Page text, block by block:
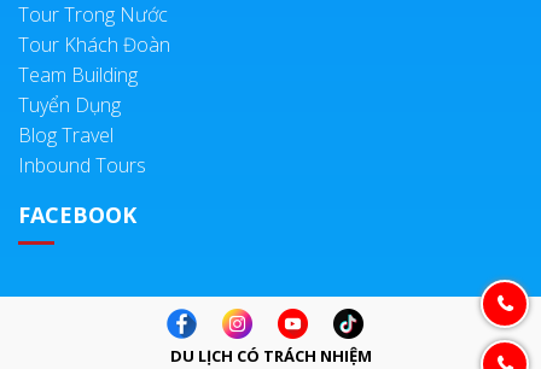
Tour Trong Nước
Tour Khách Đoàn
Team Building
Tuyển Dụng
Blog Travel
Inbound Tours
FACEBOOK
DU LỊCH CÓ TRÁCH NHIỆM